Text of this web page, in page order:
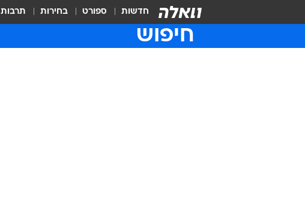
חדשות ספורט בחירות תרבות
חיפוש